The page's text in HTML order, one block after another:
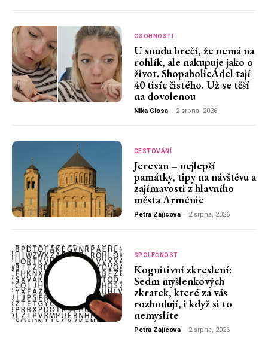
OSOBNOSTI
U soudu brečí, že nemá na
rohlík, ale nakupuje jako o
život. ShopaholicAdel tají
40 tisíc čistého. Už se těší
na dovolenou
Nika Glosa - 2 srpna, 2026
CESTOVÁNÍ
Jerevan – nejlepší
památky, tipy na návštěvu a
zajímavosti z hlavního
města Arménie
Petra Zajícova - 2 srpna, 2026
SPOLEČNOST
Kognitivní zkreslení:
Sedm myšlenkových
zkratek, které za vás
rozhodují, i když si to
nemyslíte
Petra Zajícova - 2 srpna, 2026